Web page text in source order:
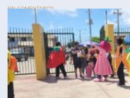
SIN COMENTARIOS